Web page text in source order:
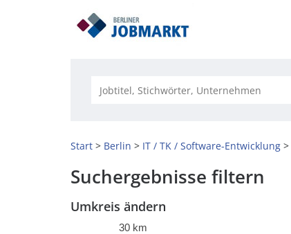
Start Berlin IT / TK / Software-Entwicklung
Suchergebnisse filtern
Umkreis ändern
30 km